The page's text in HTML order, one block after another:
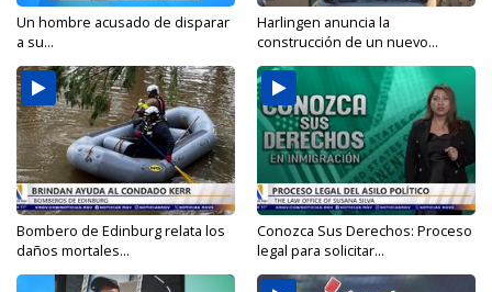
Un hombre acusado de disparar
a su...
Harlingen anuncia la
construcción de un nuevo...
Bombero de Edinburg relata los
daños mortales...
Conozca Sus Derechos: Proceso
legal para solicitar...